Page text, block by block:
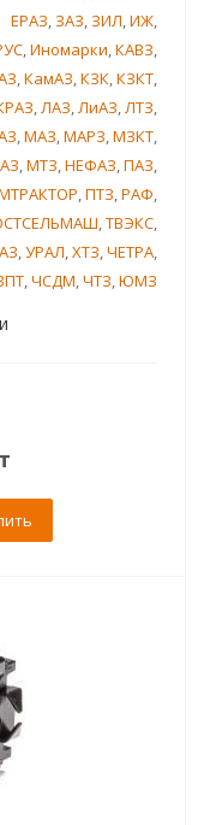
ЕРАЗ, ЗАЗ, ЗИЛ,ИЖ,
,Иномарки,КАВЗ,
,КамАЗ,КЗК,КЗКТ,
,ЛАЗ,ЛиАЗ,ЛТЗ,
,МАЗ,МАРЗ,МЗКТ,
,МТЗ,НЕФАЗ,ПАЗ,
,ПТЗ,РАФ,
,ТВЭКС,
,УРАЛ,ХТЗ,ЧЕТРА,
,ЧСДМ,ЧТЗ,ЮМЗ